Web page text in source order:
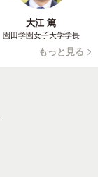
大江 篤
園田学園女子大学学長
もっと見る